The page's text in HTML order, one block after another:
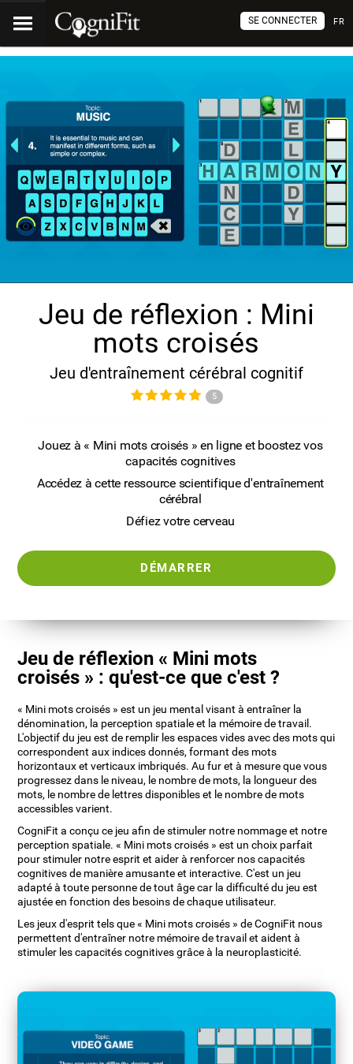
FR
SE CONNECTER
Jeu de réflexion : Mini
mots croisés
Jeu d'entraînement cérébral cognitif
5
Jouez à « Mini mots croisés » en ligne et boostez vos
capacités cognitives
Accédez à cette ressource scientifique d'entraînement
cérébral
Défiez votre cerveau
DÉMARRER
Jeu de réflexion « Mini mots
croisés » : qu'est-ce que c'est ?
« Mini mots croisés » est un jeu mental visant à entraîner la
dénomination, la perception spatiale et la mémoire de travail.
L'objectif du jeu est de remplir les espaces vides avec des mots qui
correspondent aux indices donnés, formant des mots
horizontaux et verticaux imbriqués. Au fur et à mesure que vous
progressez dans le niveau, le nombre de mots, la longueur des
mots, le nombre de lettres disponibles et le nombre de mots
accessibles varient.
CogniFit a conçu ce jeu afin de stimuler notre nommage et notre
perception spatiale. « Mini mots croisés » est un choix parfait
pour stimuler notre esprit et aider à renforcer nos capacités
cognitives de manière amusante et interactive. C'est un jeu
adapté à toute personne de tout âge car la difficulté du jeu est
ajustée en fonction des besoins de chaque utilisateur.
Les jeux d'esprit tels que « Mini mots croisés » de CogniFit nous
permettent d'entraîner notre mémoire de travail et aident à
stimuler les capacités cognitives grâce à la neuroplasticité.